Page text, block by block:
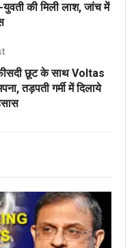
की मिली लाश, जांच में
छूट के साथ Voltas
तड़पती गर्मी में दिलाये